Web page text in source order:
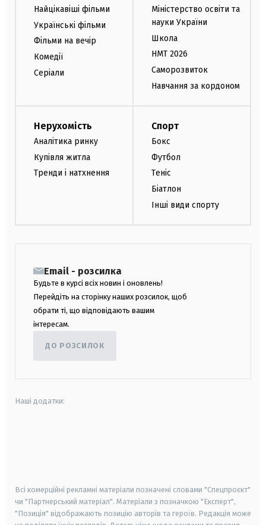
Найцікавіші фільми
Українські фільми
Фільми на вечір
Комедії
Серіали
Міністерство освіти та
науки України
Школа
НМТ 2026
Саморозвиток
Навчання за кордоном
Нерухомість
Аналітика ринку
Купівля житла
Тренди і натхнення
Спорт
Бокс
Футбол
Теніс
Біатлон
Інші види спорту
Email - розсилка
Будьте в курсі всіх новин і оновлень!
Перейдіть на сторінку наших розсилок, щоб
обрати ті, що відповідають вашим
інтересам.
ДО РОЗСИЛОК
Наші додатки:
Всі комерційні рекламні матеріали позначені словами "Спецпроєкт"
чи "Партнерський матеріал". Матеріали з позначкою "Експерт",
"Позиція" відображають позицію авторів та героїв. Редакція може